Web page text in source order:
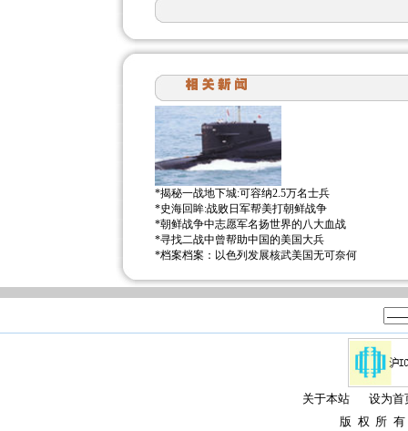
*揭秘一战地下城:可容纳2.5万名士兵
*史海回眸:战败日军帮美打朝鲜战争
*朝鲜战争中志愿军名扬世界的八大血战
*寻找二战中曾帮助中国的美国大兵
*档案档案：以色列发展核武美国无可奈何